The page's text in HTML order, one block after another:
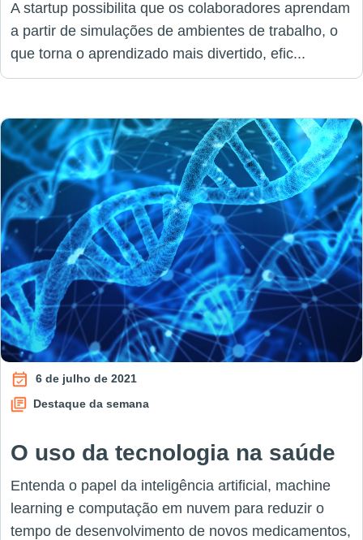
A startup possibilita que os colaboradores aprendam
a partir de simulações de ambientes de trabalho, o
que torna o aprendizado mais divertido, efic...
6 de julho de 2021
Destaque da semana
O uso da tecnologia na saúde
Entenda o papel da inteligência artificial, machine
learning e computação em nuvem para reduzir o
tempo de desenvolvimento de novos medicamentos,